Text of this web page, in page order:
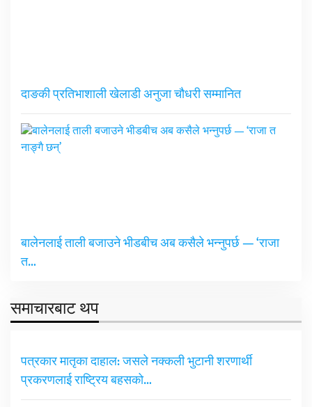
दाङकी प्रतिभाशाली खेलाडी अनुजा चौधरी सम्मानित
बालेनलाई ताली बजाउने भीडबीच अब कसैले भन्नुपर्छ — ‘राजा
त…
समाचारबाट थप
पत्रकार मातृका दाहाल: जसले नक्कली भुटानी शरणार्थी
प्रकरणलाई राष्ट्रिय बहसको…